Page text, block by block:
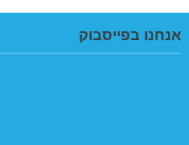
אנחנו בפייסבוק